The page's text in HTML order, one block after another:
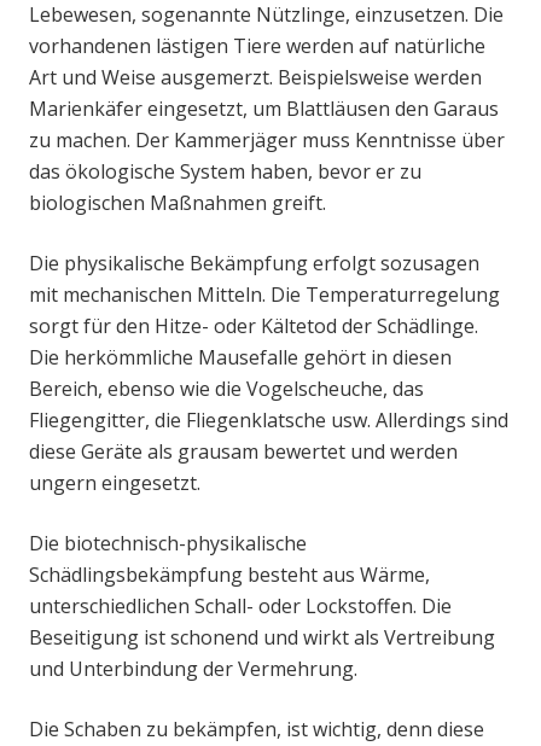
Lebewesen, sogenannte Nützlinge, einzusetzen. Die
vorhandenen lästigen Tiere werden auf natürliche
Art und Weise ausgemerzt. Beispielsweise werden
Marienkäfer eingesetzt, um Blattläusen den Garaus
zu machen. Der Kammerjäger muss Kenntnisse über
das ökologische System haben, bevor er zu
biologischen Maßnahmen greift.
Die physikalische Bekämpfung erfolgt sozusagen
mit mechanischen Mitteln. Die Temperaturregelung
sorgt für den Hitze- oder Kältetod der Schädlinge.
Die herkömmliche Mausefalle gehört in diesen
Bereich, ebenso wie die Vogelscheuche, das
Fliegengitter, die Fliegenklatsche usw. Allerdings sind
diese Geräte als grausam bewertet und werden
ungern eingesetzt.
Die biotechnisch-physikalische
Schädlingsbekämpfung besteht aus Wärme,
unterschiedlichen Schall- oder Lockstoffen. Die
Beseitigung ist schonend und wirkt als Vertreibung
und Unterbindung der Vermehrung.
Die Schaben zu bekämpfen, ist wichtig, denn diese